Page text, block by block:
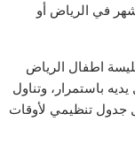
في الرياض أو
اطفال الرياض
باستمرار، وتناول
جدول تنظيمي لأوقات